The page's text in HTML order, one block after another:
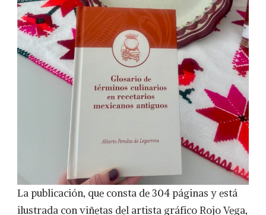
La publicación, que consta de 304 páginas y está
ilustrada con viñetas del artista gráfico Rojo Vega,